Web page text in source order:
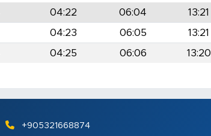
04:22 06:04 13:21
04:23 06:05 13:21
04:25 06:06 13:20
+905321668874